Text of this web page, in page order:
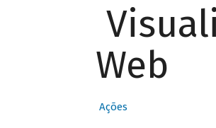
Web
Ações